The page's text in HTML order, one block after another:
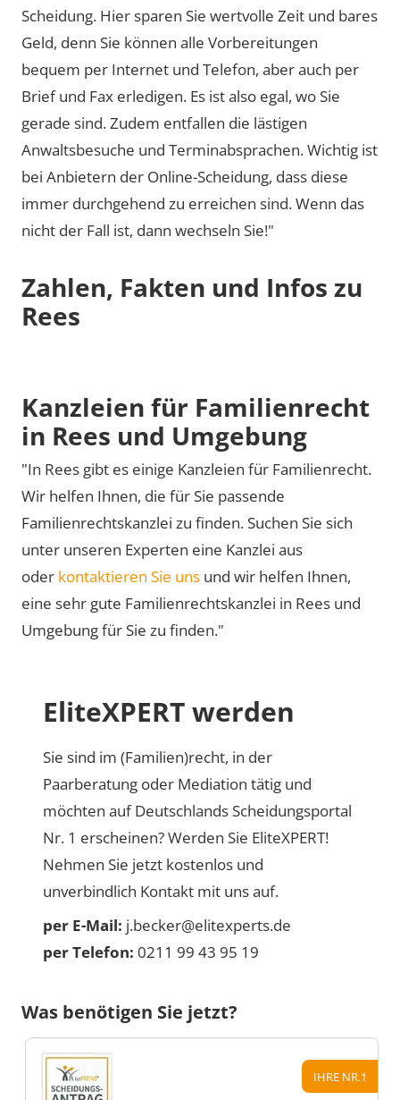
Scheidung. Hier sparen Sie wertvolle Zeit und bares
Geld, denn Sie können alle Vorbereitungen
bequem per Internet und Telefon, aber auch per
Brief und Fax erledigen. Es ist also egal, wo Sie
gerade sind. Zudem entfallen die lästigen
Anwaltsbesuche und Terminabsprachen. Wichtig ist
bei Anbietern der Online-Scheidung, dass diese
immer durchgehend zu erreichen sind. Wenn das
nicht der Fall ist, dann wechseln Sie!"
Zahlen, Fakten und Infos zu
Rees
Kanzleien für Familienrecht
in Rees und Umgebung
"In Rees gibt es einige Kanzleien für Familienrecht.
Wir helfen Ihnen, die für Sie passende
Familienrechtskanzlei zu finden. Suchen Sie sich
unter unseren Experten eine Kanzlei aus
oder kontaktieren Sie uns und wir helfen Ihnen,
eine sehr gute Familienrechtskanzlei in Rees und
Umgebung für Sie zu finden."
EliteXPERT werden
Sie sind im (Familien)recht, in der
Paarberatung oder Mediation tätig und
möchten auf Deutschlands Scheidungsportal
Nr. 1 erscheinen? Werden Sie EliteXPERT!
Nehmen Sie jetzt kostenlos und
unverbindlich Kontakt mit uns auf.
per E-Mail: j.becker@elitexperts.de
per Telefon: 0211 99 43 95 19
Was benötigen Sie jetzt?
IHRE NR.1